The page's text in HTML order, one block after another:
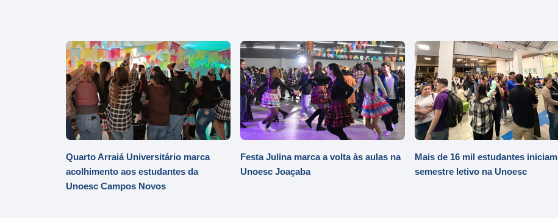
Quarto Arraiá Universitário marca
acolhimento aos estudantes da
Unoesc Campos Novos
Festa Julina marca a volta às aulas na
Unoesc Joaçaba
Mais de 16 mil estudantes iniciam
semestre letivo na Unoesc